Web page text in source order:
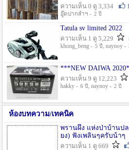
ความเห็น 0 ดู 3,334
อู๊ดปากลำฯ - 2 ปี
Tatula sv limited 2022
ความเห็น 1 ดู 5,229
khong_beng - 5 ปี , naynoy -
ความเห็น 9 ดู 12,223
hakky - 6 ปี , naynoy - 2 ปี
ห้องบทความ/เทคนิค
พรานผึ้ง แห่งป่าบ้านป
ยง) ฟังเพลินๆครับน้าๆ
ความเห็น 1 ดู 669